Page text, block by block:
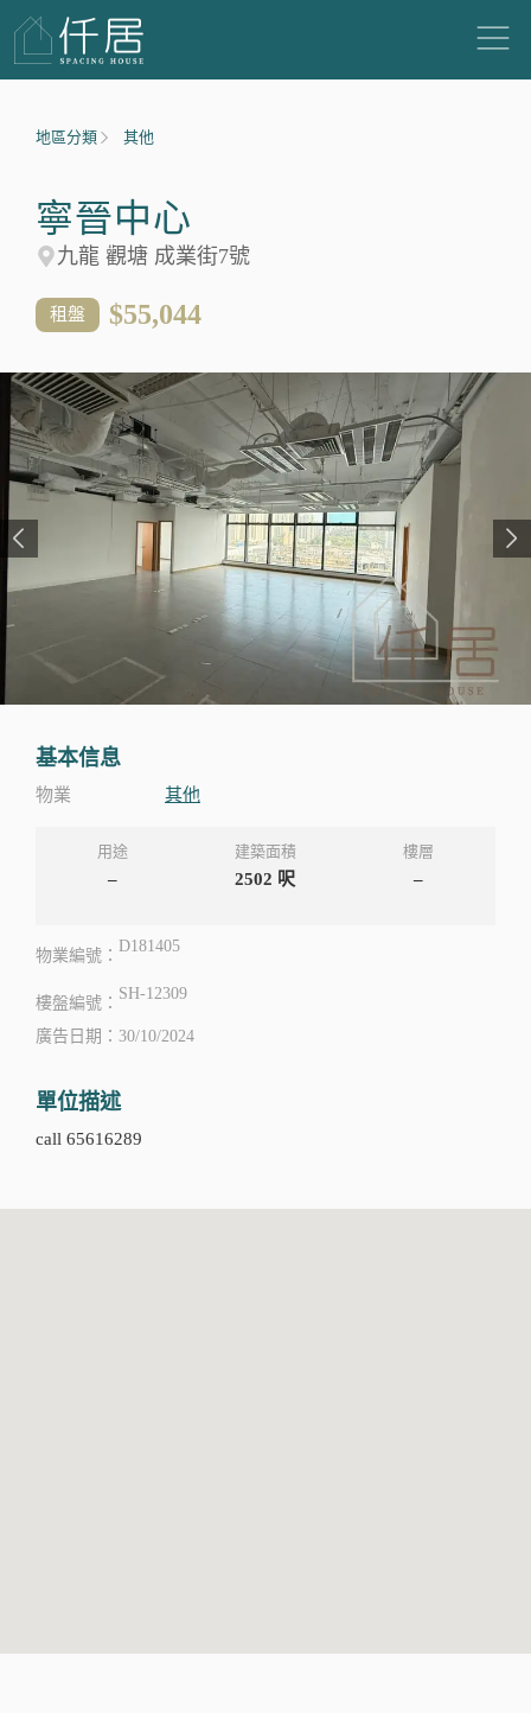
地區分類 其他
寧晉中心
九龍 觀塘 成業街7號
租盤 $55,044
基本信息
物業 其他
用途
–
建築面積
2502 呎
樓層
–
物業編號：
D181405
樓盤編號：
SH-12309
廣告日期：30/10/2024
單位描述
call 65616289